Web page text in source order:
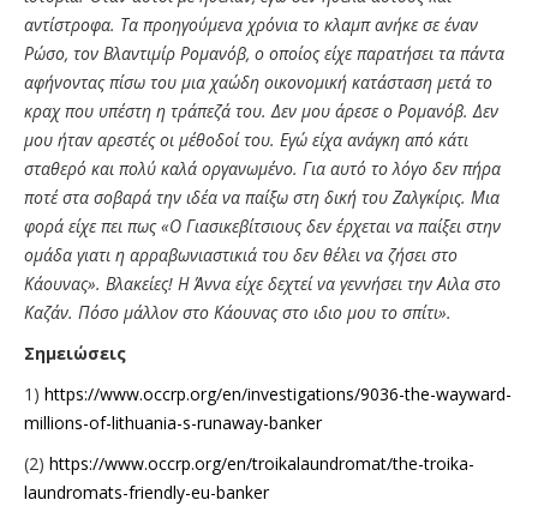
αντίστροφα. Τα προηγούμενα χρόνια το κλαμπ ανήκε σε έναν
Ρώσο, τον Βλαντιμίρ Ρομανόβ, ο οποίος είχε παρατήσει τα πάντα
αφήνοντας πίσω του μια χαώδη οικονομική κατάσταση μετά το
κραχ που υπέστη η τράπεζά του. Δεν μου άρεσε ο Ρομανόβ. Δεν
μου ήταν αρεστές οι μέθοδοί του. Εγώ είχα ανάγκη από κάτι
σταθερό και πολύ καλά οργανωμένο. Για αυτό το λόγο δεν πήρα
ποτέ στα σοβαρά την ιδέα να παίξω στη δική του Ζαλγκίρις. Μια
φορά είχε πει πως «Ο Γιασικεβίτσιους δεν έρχεται να παίξει στην
ομάδα γιατι η αρραβωνιαστικιά του δεν θέλει να ζήσει στο
Κάουνας». Βλακείες! Η Άννα είχε δεχτεί να γεννήσει την Αιλα στο
Καζάν. Πόσο μάλλον στο Κάουνας στο ιδιο μου το σπίτι».
Σημειώσεις
1) https://www.occrp.org/en/investigations/9036-the-wayward-
millions-of-lithuania-s-runaway-banker
(2) https://www.occrp.org/en/troikalaundromat/the-troika-
laundromats-friendly-eu-banker